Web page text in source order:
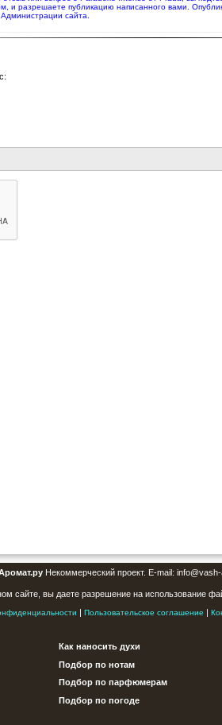
и разрешаете публикацию написанного вами.
сайта.
Некоммерческий проект. E-mail:
сайте, вы даете разрешение на использование
| Пользовательское соглашение |
Как наносить духи
Подбор по нотам
Подбор по парфюмерам
Подбор по погоде